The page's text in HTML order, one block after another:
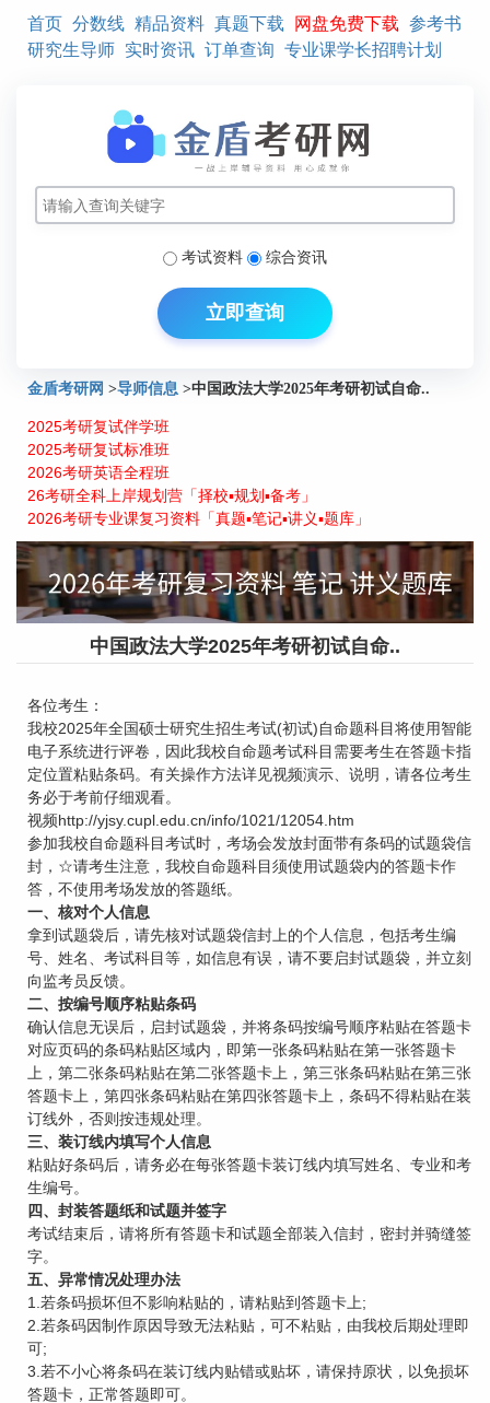
首页 分数线 精品资料 真题下载 网盘免费下载 参考书
研究生导师 实时资讯 订单查询 专业课学长招聘计划
考试资料 综合资讯
立即查询
金盾考研网 >导师信息 >中国政法大学2025年考研初试自命..
2025考研复试伴学班
2025考研复试标准班
2026考研英语全程班
26考研全科上岸规划营「择校▪规划▪备考」
2026考研专业课复习资料「真题▪笔记▪讲义▪题库」
中国政法大学2025年考研初试自命..
各位考生：
我校2025年全国硕士研究生招生考试(初试)自命题科目将使用智能
电子系统进行评卷，因此我校自命题考试科目需要考生在答题卡指
定位置粘贴条码。有关操作方法详见视频演示、说明，请各位考生
务必于考前仔细观看。
视频http://yjsy.cupl.edu.cn/info/1021/12054.htm
参加我校自命题科目考试时，考场会发放封面带有条码的试题袋信
封，☆请考生注意，我校自命题科目须使用试题袋内的答题卡作
答，不使用考场发放的答题纸。
一、核对个人信息
拿到试题袋后，请先核对试题袋信封上的个人信息，包括考生编
号、姓名、考试科目等，如信息有误，请不要启封试题袋，并立刻
向监考员反馈。
二、按编号顺序粘贴条码
确认信息无误后，启封试题袋，并将条码按编号顺序粘贴在答题卡
对应页码的条码粘贴区域内，即第一张条码粘贴在第一张答题卡
上，第二张条码粘贴在第二张答题卡上，第三张条码粘贴在第三张
答题卡上，第四张条码粘贴在第四张答题卡上，条码不得粘贴在装
订线外，否则按违规处理。
三、装订线内填写个人信息
粘贴好条码后，请务必在每张答题卡装订线内填写姓名、专业和考
生编号。
四、封装答题纸和试题并签字
考试结束后，请将所有答题卡和试题全部装入信封，密封并骑缝签
字。
五、异常情况处理办法
1.若条码损坏但不影响粘贴的，请粘贴到答题卡上;
2.若条码因制作原因导致无法粘贴，可不粘贴，由我校后期处理即
可;
3.若不小心将条码在装订线内贴错或贴坏，请保持原状，以免损坏
答题卡，正常答题即可。